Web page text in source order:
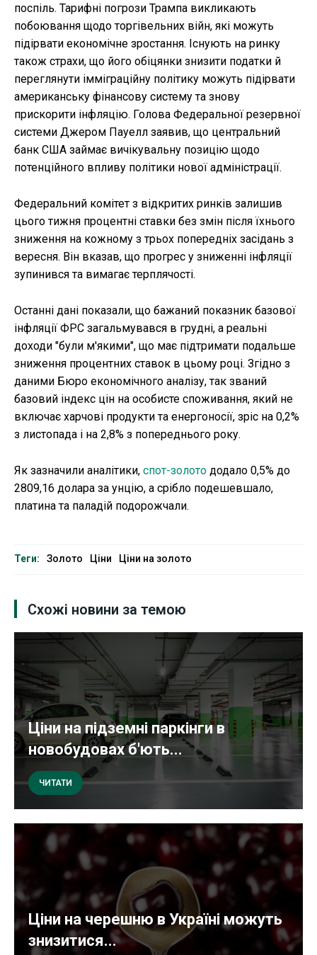
поспіль. Тарифні погрози Трампа викликають
побоювання щодо торгівельних війн, які можуть
підірвати економічне зростання. Існують на ринку
також страхи, що його обіцянки знизити податки й
переглянути імміграційну політику можуть підірвати
американську фінансову систему та знову
прискорити інфляцію. Голова Федеральної резервної
системи Джером Пауелл заявив, що центральний
банк США займає вичікувальну позицію щодо
потенційного впливу політики нової адміністрації.
Федеральний комітет з відкритих ринків залишив
цього тижня процентні ставки без змін після їхнього
зниження на кожному з трьох попередніх засідань з
вересня. Він вказав, що прогрес у зниженні інфляції
зупинився та вимагає терплячості.
Останні дані показали, що бажаний показник базової
інфляції ФРС загальмувався в грудні, а реальні
доходи "були м'якими", що має підтримати подальше
зниження процентних ставок в цьому році. Згідно з
даними Бюро економічного аналізу, так званий
базовий індекс цін на особисте споживання, який не
включає харчові продукти та енергоносії, зріс на 0,2%
з листопада і на 2,8% з попереднього року.
Як зазначили аналітики, спот-золото додало 0,5% до
2809,16 долара за унцію, а срібло подешевшало,
платина та паладій подорожчали.
Теги: Золото Ціни Ціни на золото
Схожі новини за темою
Ціни на підземні паркінги в
новобудовах б'ють...
ЧИТАТИ
Ціни на черешню в Україні можуть
знизитися...